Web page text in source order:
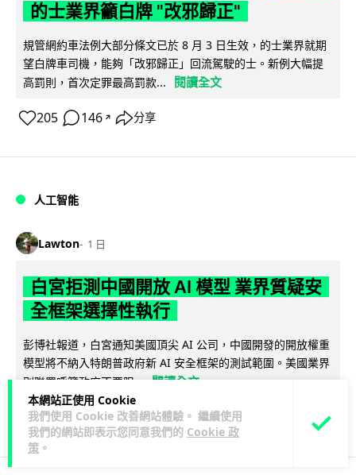
本網站正使用 Cookie
我們使用 Cookie 改善網站體驗。 繼續使用
我們的網站即表示您同意我們的 Cookie 政
策 。
的士業界籲白牌 "改邪歸正"
規管網約車法例大部分條文已於 8 月 3 日生效，的士業界就期
望白牌車司機，能夠「改邪歸正」回流駕駛的士。新例大幅提
高罰則，首次定罪最高罰款...
閱讀全文
205 146 ↗ 分享
人工智能
Lawton 1 日
白宮拒測中國開放 AI 模型 業界質疑安
全框架選擇性執行
彭博社報道，白宮通知美國頂尖 AI 公司，中國開發的開放權重
模型將不納入特朗普政府新 AI 安全框架的測試範圍。美國業界
則聯署呼籲政府不要限... 閱讀全文
44 21 ↗ 分享